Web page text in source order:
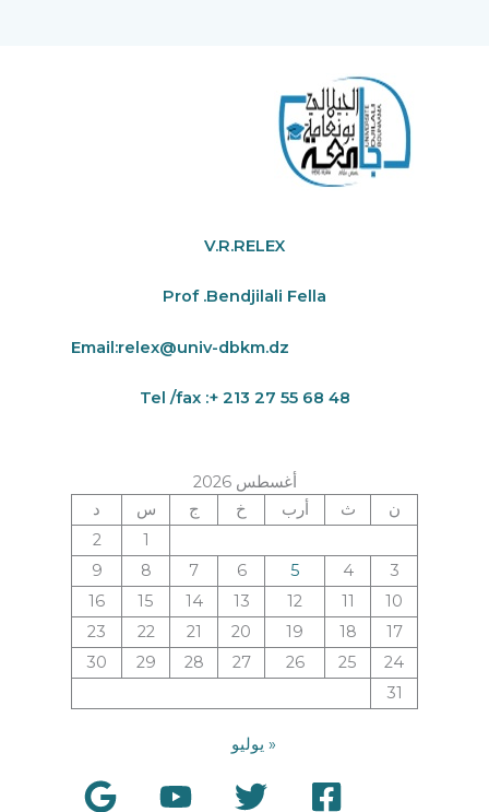
V.R.RELEX
Prof .Bendjilali Fella
Email:relex@univ-dbkm.dz
Tel /fax :+ 213 27 55 68 48
أغسطس 2026
ن
ث أرب خ ج س
د
1
2
3
4
5
6
7
8
9
10
11
12
13
14
15
16
17
18
19
20
21
22
23
24
25
26
27
28
29
30
31
« يوليو